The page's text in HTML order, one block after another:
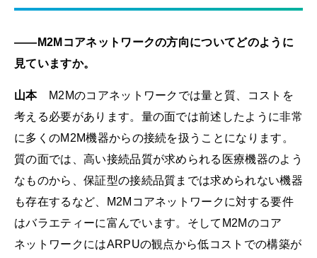
――M2Mコアネットワークの方向についてどのように
見ていますか。
山本M2Mのコアネットワークでは量と質、コストを
考える必要があります。量の面では前述したように非常
に多くのM2M機器からの接続を扱うことになります。
質の面では、高い接続品質が求められる医療機器のよう
なものから、保証型の接続品質までは求められない機器
も存在するなど、M2Mコアネットワークに対する要件
はバラエティーに富んでいます。そしてM2Mのコア
ネットワークにはARPUの観点から低コストでの構築が